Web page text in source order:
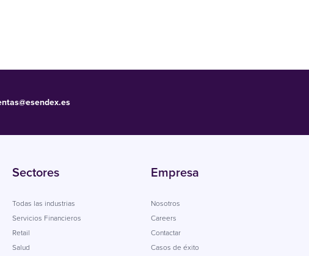
Sectores
Todas las industrias
Servicios Financieros
Retail
Salud
Empresa
Nosotros
Careers
Contactar
Casos de éxito